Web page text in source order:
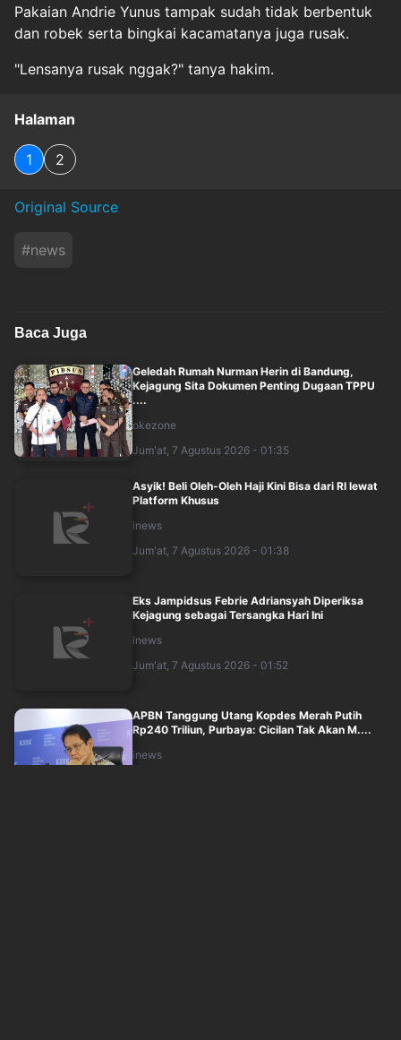
Pakaian Andrie Yunus tampak sudah tidak berbentuk
dan robek serta bingkai kacamatanya juga rusak.
"Lensanya rusak nggak?" tanya hakim.
Halaman
1 2
Original Source
#news
Baca Juga
Geledah Rumah Nurman Herin di Bandung,
Kejagung Sita Dokumen Penting Dugaan TPPU
....
okezone
Jum'at, 7 Agustus 2026 - 01:35
Asyik! Beli Oleh-Oleh Haji Kini Bisa dari RI lewat
Platform Khusus
inews
Jum'at, 7 Agustus 2026 - 01:38
Eks Jampidsus Febrie Adriansyah Diperiksa
Kejagung sebagai Tersangka Hari Ini
inews
Jum'at, 7 Agustus 2026 - 01:52
APBN Tanggung Utang Kopdes Merah Putih
Rp240 Triliun, Purbaya: Cicilan Tak Akan M....
inews